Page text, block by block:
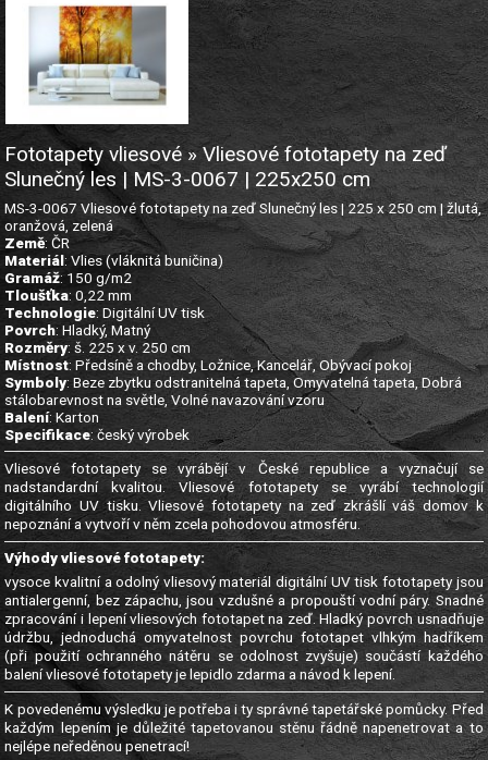
Fototapety vliesové » Vliesové fototapety na zeď
Slunečný les | MS-3-0067 | 225x250 cm
MS-3-0067 Vliesové fototapety na zeď Slunečný les | 225 x 250 cm | žlutá,
oranžová, zelená
Země: ČR
Materiál: Vlies (vláknitá buničina)
Gramáž: 150 g/m2
Tloušťka: 0,22 mm
Technologie: Digitální UV tisk
Povrch: Hladký, Matný
Rozměry: š. 225 x v. 250 cm
Místnost: Předsíně a chodby, Ložnice, Kancelář, Obývací pokoj
Symboly: Beze zbytku odstranitelná tapeta, Omyvatelná tapeta, Dobrá
stálobarevnost na světle, Volné navazování vzoru
Balení: Karton
Specifikace: český výrobek
Vliesové fototapety se vyrábějí v České republice a vyznačují se
nadstandardní kvalitou. Vliesové fototapety se vyrábí technologií
digitálního UV tisku. Vliesové fototapety na zeď zkrášlí váš domov k
nepoznání a vytvoří v něm zcela pohodovou atmosféru.
Výhody vliesové fototapety:
vysoce kvalitní a odolný vliesový materiál digitální UV tisk fototapety jsou
antialergenní, bez zápachu, jsou vzdušné a propouští vodní páry. Snadné
zpracování i lepení vliesových fototapet na zeď. Hladký povrch usnadňuje
údržbu, jednoduchá omyvatelnost povrchu fototapet vlhkým hadříkem
(při použití ochranného nátěru se odolnost zvyšuje) součástí každého
balení vliesové fototapety je lepidlo zdarma a návod k lepení.
K povedenému výsledku je potřeba i ty správné tapetářské pomůcky. Před
každým lepením je důležité tapetovanou stěnu řádně napenetrovat a to
nejlépe neředěnou penetrací!